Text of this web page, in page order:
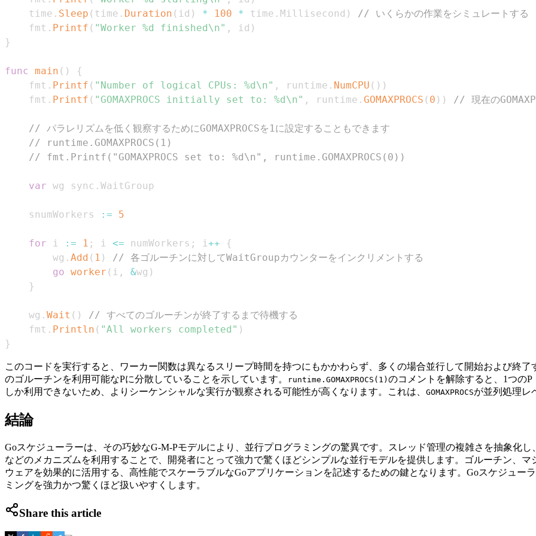
	time
. Sleep ( time . Duration ( id ) * 100 * time . Millisecond )
// いくらかの作業をシミュレートする
	fmt
. Printf ( "Worker %d finished\n" , id )
}
func main ( )
{
	fmt
. Printf ( "Number of logical CPUs: %d\n" , runtime . NumCPU ( ) )
	fmt
. Printf ( "GOMAXPROCS initially set to: %d\n" , runtime . GOMAXPROCS ( 0 ) ) // 現在の
// パラレリズムを低く観察するためにGOMAXPROCSを1に設定することもできます
// runtime.GOMAXPROCS(1)
// fmt.Printf("GOMAXPROCS set to: %d\n", runtime.GOMAXPROCS(0))
var wg sync .
	snumWorkers
:= 5
for i := 1 ; i <= numWorkers ; i ++
{
		wg
. Add ( 1 )
// 各ゴルーチンに対してWaitGroupカウンターをインクリメントする
go worker ( i , &wg )
}
	wg
. Wait ( )
// すべてのゴルーチンが終了するまで待機する
	fmt
. Println ( "All workers completed" )
}
このコードを実行すると、ワーカー関数は異なるスリープ時間を持つにもかかわらず、多くの場合並行して開始および終
のゴルーチンを利用可能なPに分散していることを示しています。
runtime.GOMAXPROCS(1) のコメントを解除すると、1つの
しか利用できないため、よりシーケンシャルな実行が観察される可能性が高くなります。これは、 GOMAXPROCSが並列処理レ
結論
Goスケジューラーは、その巧妙なG-M-Pモデルにより、並行プログラミングの驚異です。スレッド管理の複雑さを抽象化
などのメカニズムを利用することで、開発者にとって強力で驚くほどシンプルな並行モデルを提供します。ゴルーチン、
ウェアを効果的に活用する、高性能でスケーラブルなGoアプリケーションを記述するための鍵となります。Goスケジュー
ミングを強力かつ驚くほど扱いやすくします。
Share this article